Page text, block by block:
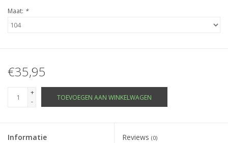
Maat: *
€35,95
+
-
TOEVOEGEN AAN WINKELWAGEN
Informatie Reviews (0)